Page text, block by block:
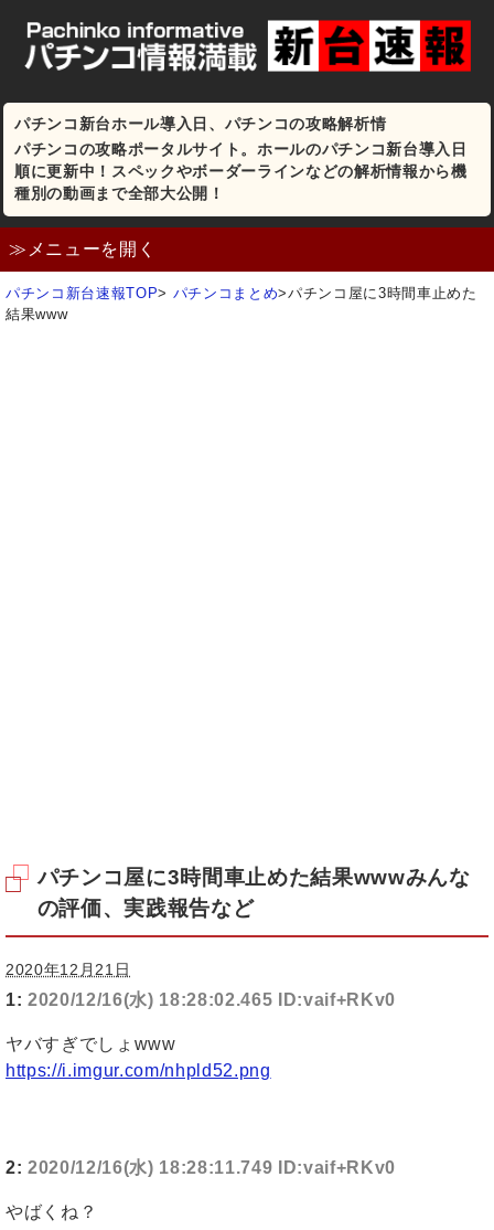
パチンコ新台ホール導入日、パチンコの攻略解析情
パチンコの攻略ポータルサイト。ホールのパチンコ新台導入日
順に更新中！スペックやボーダーラインなどの解析情報から機
種別の動画まで全部大公開！
≫メニューを開く
パチンコ新台速報TOP> パチンコまとめ>パチンコ屋に3時間車止めた
結果www
パチンコ屋に3時間車止めた結果wwwみんな
の評価、実践報告など
2020年12月21日
1: 2020/12/16(水) 18:28:02.465 ID:vaif+RKv0
ヤバすぎでしょwww
https://i.imgur.com/nhpld52.png
2: 2020/12/16(水) 18:28:11.749 ID:vaif+RKv0
やばくね？